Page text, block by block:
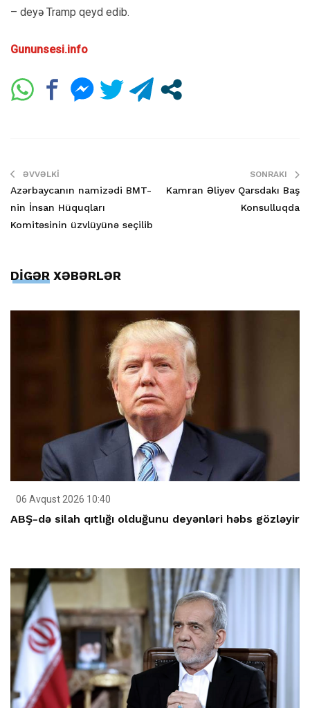
– deyə Tramp qeyd edib.
Gununsesi.info
ƏVVƏLKI
Azərbaycanın namizədi BMT-
nin İnsan Hüquqları
Komitəsinin üzvlüyünə seçilib
SONRAKI
Kamran Əliyev Qarsdakı Baş
Konsulluqda
DİGƏR XƏBƏRLƏR
06 Avqust 2026 10:40
ABŞ-də silah qıtlığı olduğunu deyənləri həbs gözləyir